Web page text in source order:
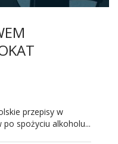
przepisy w
spożyciu alkoholu...